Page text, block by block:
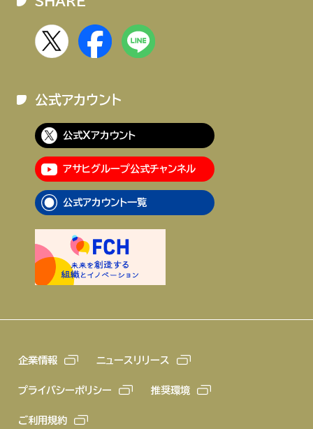
公式アカウント
公式Xアカウント
アサヒグループ公式チャンネル
公式アカウント一覧
企業情報 ニュースリリース
プライバシーポリシー 推奨環境
ご利用規約